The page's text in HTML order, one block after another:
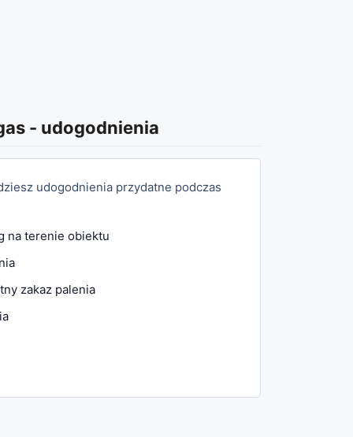
- udogodnienia
udogodnienia przydatne podczas
na terenie obiektu
zakaz palenia